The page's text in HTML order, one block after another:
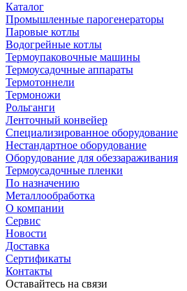
Каталог
Промышленные парогенераторы
Паровые котлы
Водогрейные котлы
Термоупаковочные машины
Термоусадочные аппараты
Термотоннели
Термоножи
Рольганги
Ленточный конвейер
Специализированное оборудование
Нестандартное оборудование
Оборудование для обеззараживания
Термоусадочные пленки
По назначению
Металлообработка
О компании
Сервис
Новости
Доставка
Сертификаты
Контакты
Оставайтесь на связи